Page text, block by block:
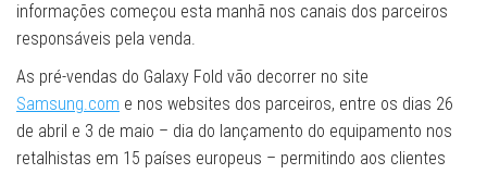
informações começou esta manhã nos canais dos parceiros
responsáveis pela venda.
As pré-vendas do Galaxy Fold vão decorrer no site
Samsung.com e nos websites dos parceiros, entre os dias 26
de abril e 3 de maio – dia do lançamento do equipamento nos
retalhistas em 15 países europeus – permitindo aos clientes